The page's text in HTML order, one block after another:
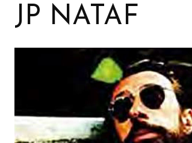
JP NATAF